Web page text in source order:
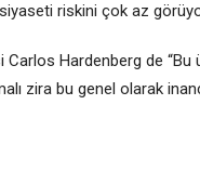
riskini çok az
Hardenberg de
zira bu genel olarak